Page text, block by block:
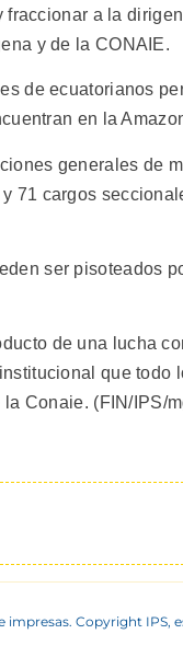
a la
y de la CONAIE.
de ecuatorianos
en la
generales de
71 cargos
ser pisoteados
de una lucha
que todo
Conaie. (FIN/IPS/
Copyright IPS,